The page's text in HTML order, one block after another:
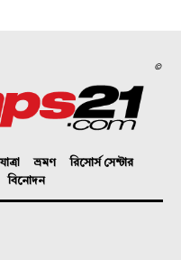
©
ভ্রমণ
রিসোর্স সেন্টার
বিনোদন